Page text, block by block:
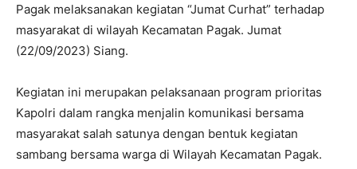
Pagak melaksanakan kegiatan “Jumat Curhat” terhadap
masyarakat di wilayah Kecamatan Pagak. Jumat
(22/09/2023) Siang.
Kegiatan ini merupakan pelaksanaan program prioritas
Kapolri dalam rangka menjalin komunikasi bersama
masyarakat salah satunya dengan bentuk kegiatan
sambang bersama warga di Wilayah Kecamatan Pagak.